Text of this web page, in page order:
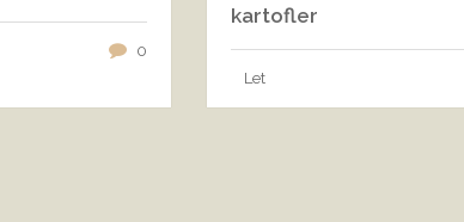
0
kartofler
Let